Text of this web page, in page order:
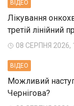
ВIДЕО
Лікування
третій лінійний
08 СЕРПНЯ 2026,
ВIДЕО
Можливий
Чернігова?